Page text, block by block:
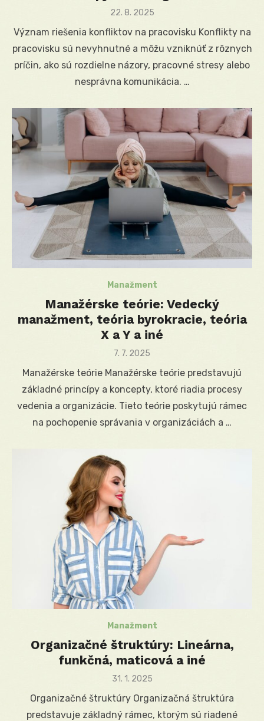
Posted
22. 8. 2025
Význam riešenia konfliktov na pracovisku Konflikty na
pracovisku sú nevyhnutné a môžu vzniknúť z rôznych
príčin, ako sú rozdielne názory, pracovné stresy alebo
nesprávna komunikácia. …
Manažment
Manažérske teórie: Vedecký
manažment, teória byrokracie, teória
X a Y a iné
Posted
7. 7. 2025
Manažérske teórie Manažérske teórie predstavujú
základné princípy a koncepty, ktoré riadia procesy
vedenia a organizácie. Tieto teórie poskytujú rámec
na pochopenie správania v organizáciách a …
Manažment
Organizačné štruktúry: Lineárna,
funkčná, maticová a iné
Posted
31. 1. 2025
Organizačné štruktúry Organizačná štruktúra
predstavuje základný rámec, ktorým sú riadené